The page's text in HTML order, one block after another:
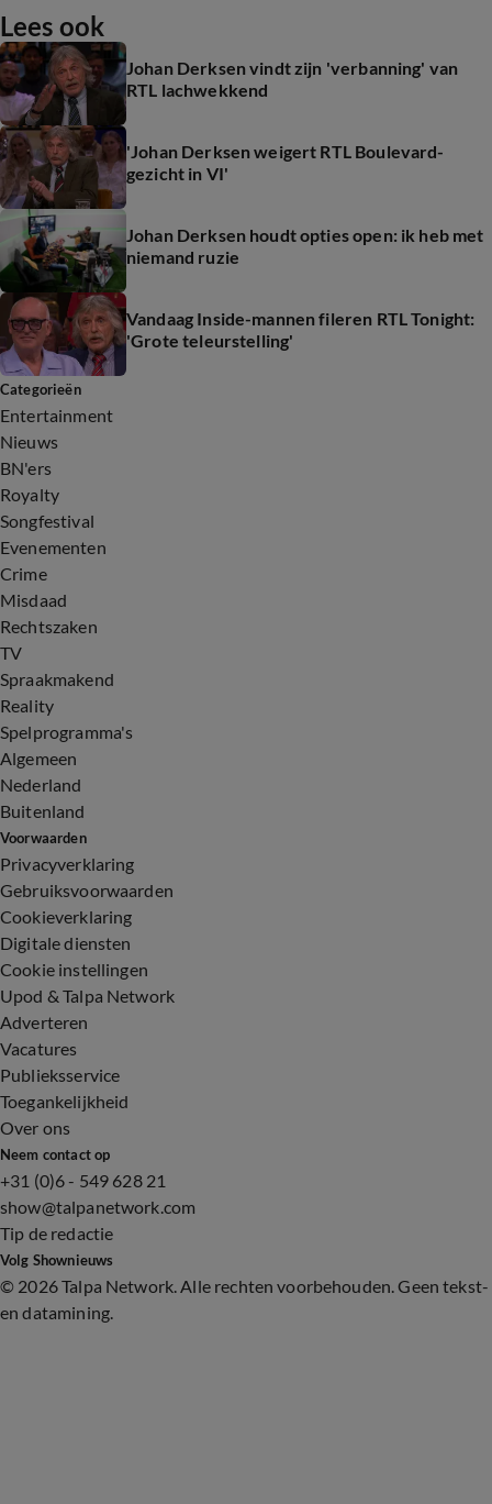
Lees ook
Johan Derksen vindt zijn 'verbanning' van
RTL lachwekkend
'Johan Derksen weigert RTL Boulevard-
gezicht in VI'
Johan Derksen houdt opties open: ik heb met
niemand ruzie
Vandaag Inside-mannen fileren RTL Tonight:
'Grote teleurstelling'
Categorieën
Entertainment
Nieuws
BN'ers
Royalty
Songfestival
Evenementen
Crime
Misdaad
Rechtszaken
TV
Spraakmakend
Reality
Spelprogramma's
Algemeen
Nederland
Buitenland
Voorwaarden
Privacyverklaring
Gebruiksvoorwaarden
Cookieverklaring
Digitale diensten
Cookie instellingen
Upod & Talpa Network
Adverteren
Vacatures
Publieksservice
Toegankelijkheid
Over ons
Neem contact op
+31 (0)6 - 549 628 21
show@talpanetwork.com
Tip de redactie
Volg Shownieuws
© 2026 Talpa Network. Alle rechten voorbehouden. Geen tekst-
en datamining.